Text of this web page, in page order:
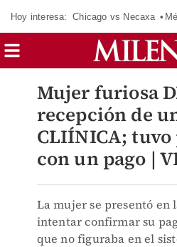
Hoy interesa: Chicago vs Necaxa
Mujer furiosa
recepción de
CLIÍNICA;
con un pago |
La mujer se presentó en
intentar confirmar su
que no figuraba en el